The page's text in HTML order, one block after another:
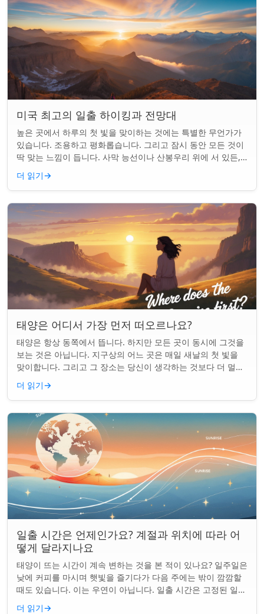
미국 최고의 일출 하이킹과 전망대
높은 곳에서 하루의 첫 빛을 맞이하는 것에는 특별한 무언가가
있습니다. 조용하고 평화롭습니다. 그리고 잠시 동안 모든 것이
딱 맞는 느낌이 듭니다. 사막 능선이나 산봉우리 위에 서 있든,
일출 하이킹은 평범한 아침을...
더 읽기→
태양은 어디서 가장 먼저 떠오르나요?
태양은 항상 동쪽에서 뜹니다. 하지만 모든 곳이 동시에 그것을
보는 것은 아닙니다. 지구상의 어느 곳은 매일 새날의 첫 빛을
맞이합니다. 그리고 그 장소는 당신이 생각하는 것보다 더 멀리
떨어져 있습니다. 핵심 요약...
더 읽기→
일출 시간은 언제인가요? 계절과 위치에 따라 어
떻게 달라지나요
태양이 뜨는 시간이 계속 변하는 것을 본 적이 있나요? 일주일은
낮에 커피를 마시며 햇빛을 즐기다가 다음 주에는 밖이 깜깜할
때도 있습니다. 이는 우연이 아닙니다. 일출 시간은 고정된 일정
이 아니며 계절과 지구상의 ...
더 읽기→